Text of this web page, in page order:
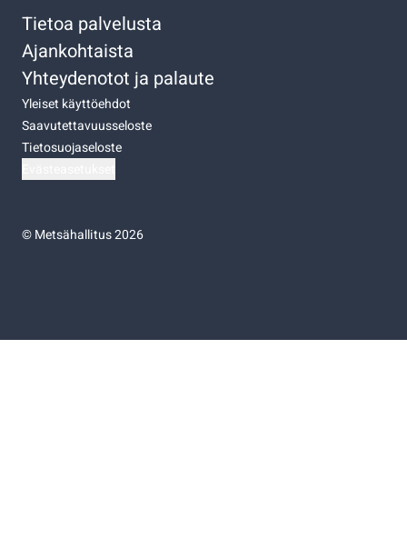
Tietoa palvelusta
Ajankohtaista
Yhteydenotot ja palaute
Yleiset käyttöehdot
Saavutettavuusseloste
Tietosuojaseloste
©Metsähallitus 2026